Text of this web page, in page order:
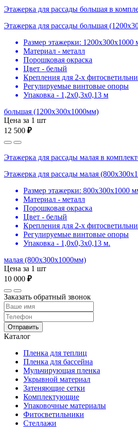
Этажерка для рассады большая в
Этажерка для рассады большая
Размер этажерки: 1200х300х1000
Материал - металл
Порошковая окраска
Цвет - белый
Крепления для 2-х
Регулируемые винтовые опоры
Упаковка - 1,2х0,3х0,13 м
большая (1200х300х1000мм)
Цена за 1 шт
12 500 ₽
Этажерка для рассады малая в
Этажерка для рассады малая
Размер этажерки: 800х300х1000
Материал - металл
Порошковая окраска
Цвет - белый
Крепления для 2-х
Регулируемые винтовые опоры
Упаковка - 1,0х0,3х0,13 м.
малая (800х300х1000мм)
Цена за 1 шт
10 000 ₽
Заказать обратный звонок
Отправить
Каталог
Пленка для теплиц
Пленка для бассейна
Мульчирующая пленка
Укрывной материал
Затеняющие сетки
Комплектующие
Упаковочные материалы
Фитосветильники
Стеллажи